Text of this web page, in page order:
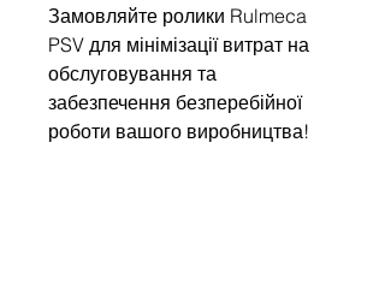
Замовляйте ролики Rulmeca
PSV для мінімізації витрат на
обслуговування та
забезпечення безперебійної
роботи вашого виробництва!